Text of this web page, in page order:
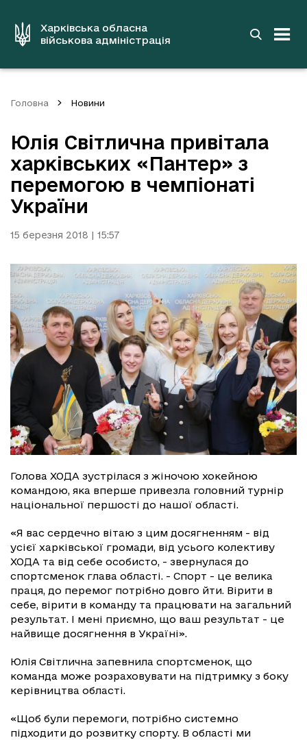
вмістуХарківська обласна
військова адміністрація
Головна Новини
Юлія Світлична привітала
харківських «Пантер» з
перемогою в чемпіонаті
України
15 березня 2018 | 15:57
Голова ХОДА зустрілася з жіночою хокейною
командою, яка вперше привезла головний турнір
національної першості до нашої області.
«Я вас сердечно вітаю з цим досягненням - від
усієї харківської громади, від усього колективу
ХОДА та від себе особисто, - звернулася до
спортсменок глава області. - Спорт - це велика
праця, до перемог потрібно довго йти. Вірити в
себе, вірити в команду та працювати на загальний
результат. І мені приємно, що ваш результат - це
найвище досягнення в Україні».
Юлія Світлична запевнила спортсменок, що
команда може розраховувати на підтримку з боку
керівництва області.
«Щоб були перемоги, потрібно системно
підходити до розвитку спорту. В області ми